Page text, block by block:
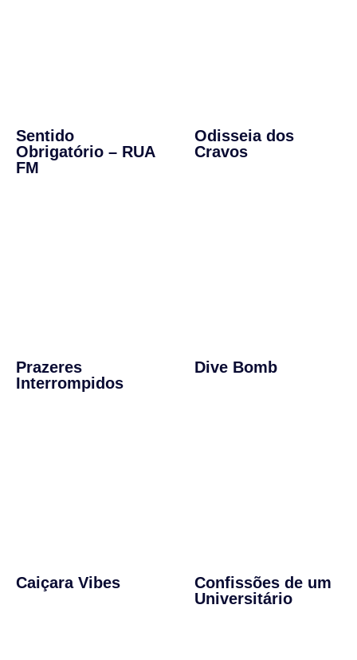
Sentido
Obrigatório – RUA
FM
Odisseia dos
Cravos
Prazeres
Interrompidos
Dive Bomb
Caiçara Vibes
Confissões de um
Universitário